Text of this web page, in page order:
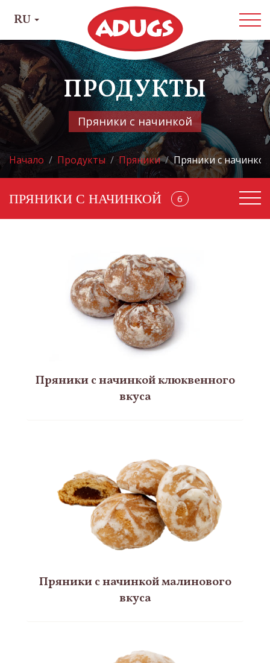
RU
ПРОДУКТЫ
Пряники с начинкой
Начало Продукты Пряники Пряники с начинкой
22
ПРЯНИКИ С НАЧИНКОЙ 6
Пряники с начинкой клюквенного
вкуса
Пряники с начинкой малиновoго
вкуса